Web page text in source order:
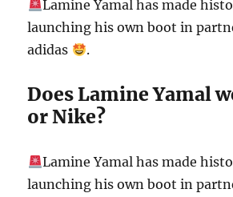
Lamine Yamal has made
launching his own boot in
adidas
.
Does Lamine Yamal
or Nike?
Lamine Yamal has made
launching his own boot in